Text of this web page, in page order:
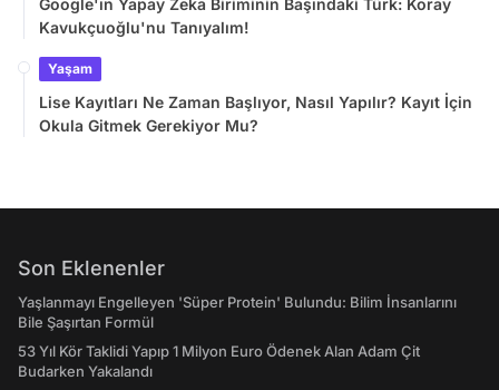
Google'ın Yapay Zeka Biriminin Başındaki Türk: Koray
Kavukçuoğlu'nu Tanıyalım!
Yaşam
Lise Kayıtları Ne Zaman Başlıyor, Nasıl Yapılır? Kayıt İçin
Okula Gitmek Gerekiyor Mu?
Son Eklenenler
Yaşlanmayı Engelleyen 'Süper Protein' Bulundu: Bilim İnsanlarını
Bile Şaşırtan Formül
53 Yıl Kör Taklidi Yapıp 1 Milyon Euro Ödenek Alan Adam Çit
Budarken Yakalandı